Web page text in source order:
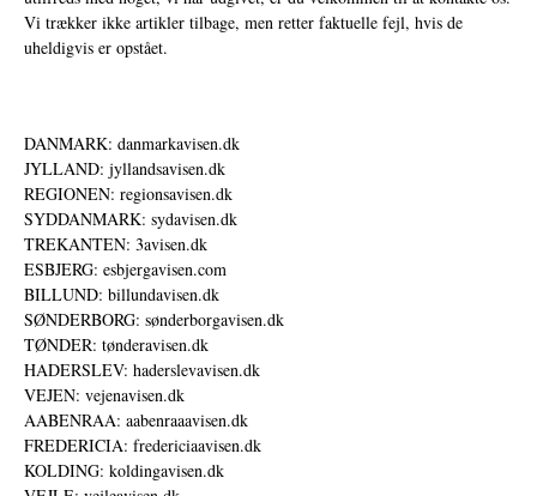
Vi trækker ikke artikler tilbage, men retter faktuelle fejl, hvis de
uheldigvis er opstået.
DANMARK: danmarkavisen.dk
JYLLAND: jyllandsavisen.dk
REGIONEN: regionsavisen.dk
SYDDANMARK: sydavisen.dk
TREKANTEN: 3avisen.dk
ESBJERG: esbjergavisen.com
BILLUND: billundavisen.dk
SØNDERBORG: sønderborgavisen.dk
TØNDER: tønderavisen.dk
HADERSLEV: haderslevavisen.dk
VEJEN: vejenavisen.dk
AABENRAA: aabenraaavisen.dk
FREDERICIA: fredericiaavisen.dk
KOLDING: koldingavisen.dk